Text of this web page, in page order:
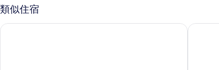
（兩
室
一
室
一
廳）
詳
類似住宿
利奧酒店 濟州大